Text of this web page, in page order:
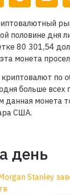
половине дня
80 301,54
монета
по
больше всех
данная монета
США.
день
Stanley